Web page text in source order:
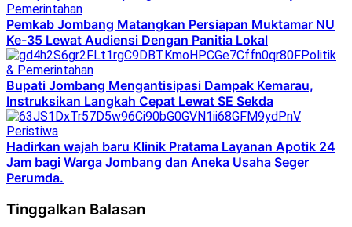
Pemerintahan
Pemkab Jombang Matangkan Persiapan Muktamar NU
Ke-35 Lewat Audiensi Dengan Panitia Lokal
Politik
& Pemerintahan
Bupati Jombang Mengantisipasi Dampak Kemarau,
Instruksikan Langkah Cepat Lewat SE Sekda
Peristiwa
Hadirkan wajah baru Klinik Pratama Layanan Apotik 24
Jam bagi Warga Jombang dan Aneka Usaha Seger
Perumda.
Tinggalkan Balasan